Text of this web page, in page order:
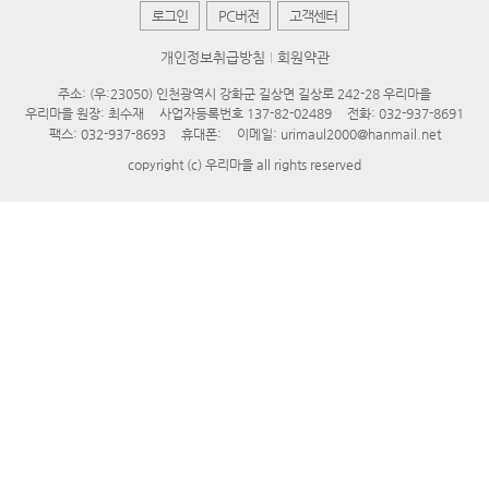
로그인 PC버전 고객센터
개인정보취급방침 회원약관
주소: (우:23050) 인천광역시 강화군 길상면 길상로 242-28 우리마을
우리마을 원장: 최수재
사업자등록번호 137-82-02489
전화: 032-937-8691
팩스: 032-937-8693
휴대폰:
이메일: urimaul2000@hanmail.net
copyright (c) 우리마을 all rights reserved